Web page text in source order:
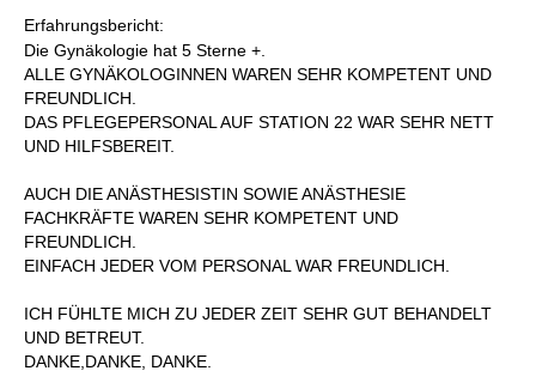
Erfahrungsbericht:
Die Gynäkologie hat 5 Sterne +.
ALLE GYNÄKOLOGINNEN WAREN SEHR KOMPETENT UND
FREUNDLICH.
DAS PFLEGEPERSONAL AUF STATION 22 WAR SEHR NETT
UND HILFSBEREIT.
AUCH DIE ANÄSTHESISTIN SOWIE ANÄSTHESIE
FACHKRÄFTE WAREN SEHR KOMPETENT UND
FREUNDLICH.
EINFACH JEDER VOM PERSONAL WAR FREUNDLICH.
ICH FÜHLTE MICH ZU JEDER ZEIT SEHR GUT BEHANDELT
UND BETREUT.
DANKE,DANKE, DANKE.